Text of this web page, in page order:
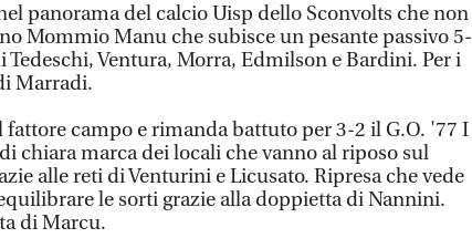
panorama del calcio Uisp dello Sconvolts che non
Mommio Manu che subisce un pesante passivo 5-
Tedeschi, Ventura, Morra, Edmilson e Bardini. Per i
Marradi.
campo e rimanda battuto per 3-2 il G.O. '77 I
chiara marca dei locali che vanno al riposo sul
alle reti di Venturini e Licusato. Ripresa che vede
le sorti grazie alla doppietta di Nannini.
di Marcu.